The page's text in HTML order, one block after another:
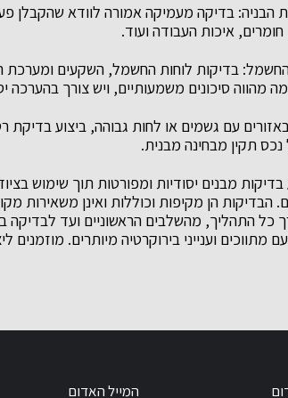
הבניה: בדיקה מעמיקה אמורה לוודא שהקבלן
איכות העבודה ועוד.
בדיקות לוחות החשמל, השקעים ומערכת
מהווה סיכונים משמעותיים, ויש צורך בהערכה
עם גשמים או לחות גבוהה, ביצוע בדיקת
נכס תקין מבחינה מבנית.
מבנים יסודיות ומפורטות תוך שימוש
הבדיקות הן מקיפות וכוללות ואינן משאירות
כל התהליך, מהשלבים הראשוניים ועד לבדיקה
וענייני בירוקרטיה מיותרים. מוזמנים
המייל האדום